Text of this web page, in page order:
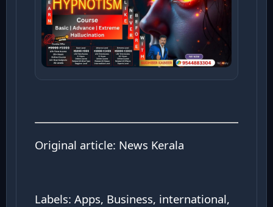
Original article: News Kerala
Labels: Apps, Business, international,